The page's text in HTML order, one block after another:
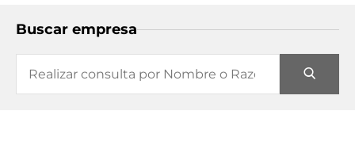
Buscar empresa